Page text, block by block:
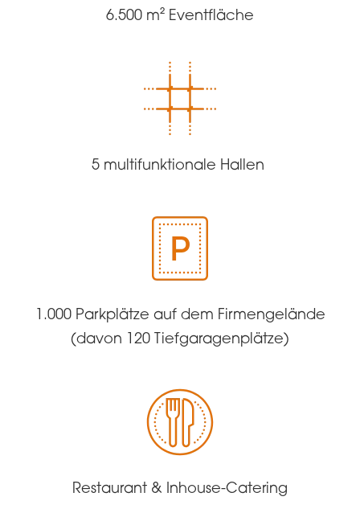
6.500 m² Eventfläche
5 multifunktionale Hallen
1.000 Parkplätze auf dem Firmengelände
(davon 120 Tiefgaragenplätze)
Restaurant & Inhouse-Catering